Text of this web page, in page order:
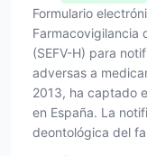
Formulario
Farmacovigilancia
(SEFV-H) para
adversas a
2013, ha captado
en España. La
deontológica del